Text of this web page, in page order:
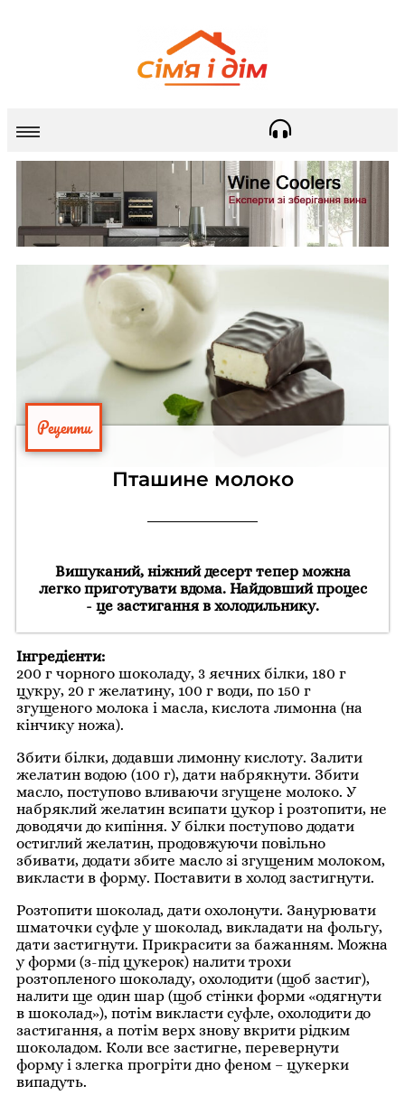
Рецепти
Пташине молоко
Вишуканий, ніжний десерт тепер можна
легко приготувати вдома. Найдовший процес
- це застигання в холодильнику.
Інгредієнти:
200 г чорного шоколаду, 3 яєчних білки, 180 г
цукру, 20 г желатину, 100 г води, по 150 г
згущеного молока і масла, кислота лимонна (на
кінчику ножа).
Збити білки, додавши лимонну кислоту. Залити
желатин водою (100 г), дати набрякнути. Збити
масло, поступово вливаючи згущене молоко. У
набряклий желатин всипати цукор і розтопити, не
доводячи до кипіння. У білки поступово додати
остиглий желатин, продовжуючи повільно
збивати, додати збите масло зі згущеним молоком,
викласти в форму. Поставити в холод застигнути.
Розтопити шоколад, дати охолонути. Занурювати
шматочки суфле у шоколад, викладати на фольгу,
дати застигнути. Прикрасити за бажанням. Можна
у форми (з-під цукерок) налити трохи
розтопленого шоколаду, охолодити (щоб застиг),
налити ще один шар (щоб стінки форми «одягнути
в шоколад»), потім викласти суфле, охолодити до
застигання, а потім верх знову вкрити рідким
шоколадом. Коли все застигне, перевернути
форму і злегка прогріти дно феном – цукерки
випадуть.